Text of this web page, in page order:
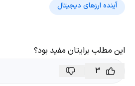
آینده ارزهای دیجیتال
این مطلب برایتان مفید بود؟
3